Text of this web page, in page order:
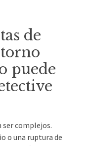
de
puede
ser complejos.
o una ruptura de